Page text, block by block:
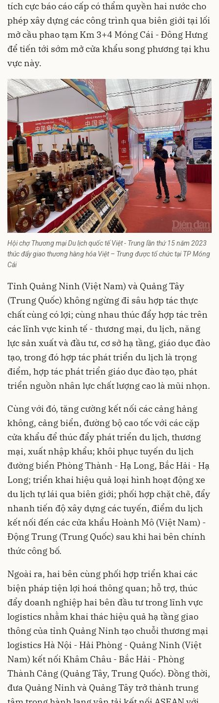
tích cực báo cáo cấp có thẩm quyền hai nước cho
phép xây dựng các công trình qua biên giới tại lối
mở cầu phao tạm Km 3+4 Móng Cái - Đông Hưng
để tiến tới sớm mở cửa khẩu song phương tại khu
vực này.
Hội chợ Thương mại Du lịch quốc tế Việt - Trung lần thứ 15 năm 2023
thúc đẩy giao thương hàng hóa Việt – Trung được tổ chức tại TP Móng
Cái
Tỉnh Quảng Ninh (Việt Nam) và Quảng Tây
(Trung Quốc) không ngừng đi sâu hợp tác thực
chất cùng có lợi; cùng nhau thúc đẩy hợp tác trên
các lĩnh vực kinh tế - thương mại, du lịch, năng
lực sản xuất và đầu tư, cơ sở hạ tầng, giáo dục đào
tạo, trong đó hợp tác phát triển du lịchlà trọng
điểm, hợp tác phát triển giáo dục đào tạo, phát
triển nguồn nhân lực chất lượng cao là mũi nhọn.
Cùng với đó, tăng cường kết nối các cảng hảng
không, cảng biển, đường bộ cao tốc với các cặp
cửa khẩu để thúc đẩy phát triển du lịch, thương
mại, xuất nhập khẩu; khôi phục tuyến du lịch
đường biển Phòng Thành - Hạ Long, Bắc Hải - Hạ
Long; triển khai hiệu quả loại hình hoạt động xe
du lịch tự lái qua biên giới; phối hợp chặt chẽ, đẩy
nhanh tiến độ xây dựng các tuyến, điểm du lịch
kết nối đến các cửa khẩu Hoành Mô (Việt Nam) -
Động Trung (Trung Quốc) sau khi hai bên chính
thức công bố.
Ngoài ra, hai bên cùng phối hợp triển khai các
biện pháp tiện lợi hoá thông quan; hỗ trợ, thúc
đẩy doanh nghiệp hai bên đầu tư trong lĩnh vực
logistics nhằm khai thác hiệu quả hạ tầng giao
thông của tỉnh Quảng Ninh tạo chuỗi thương mại
logistics Hà Nội - Hải Phòng - Quảng Ninh (Việt
Nam) kết nối Khâm Châu - Bắc Hải - Phòng
Thành Cảng (Quảng Tây, Trung Quốc). Đồng thời,
đưa Quảng Ninh và Quảng Tây trở thành trung